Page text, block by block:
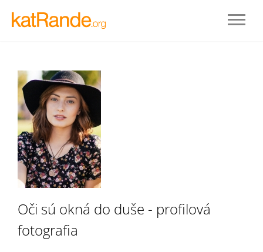
Prihlásenie
Oči sú okná do duše - profilová
fotografia